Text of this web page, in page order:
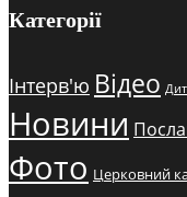
Категорії
Інтерв'ю Відео
Новини
Фото Церковний